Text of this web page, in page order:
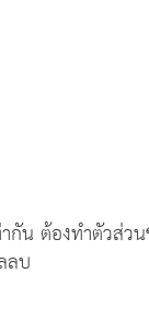
น ต้องทำตัวส่ว
ลบ